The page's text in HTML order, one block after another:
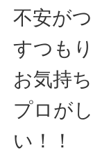
不安が
すつも
お気持
プロが
い！！